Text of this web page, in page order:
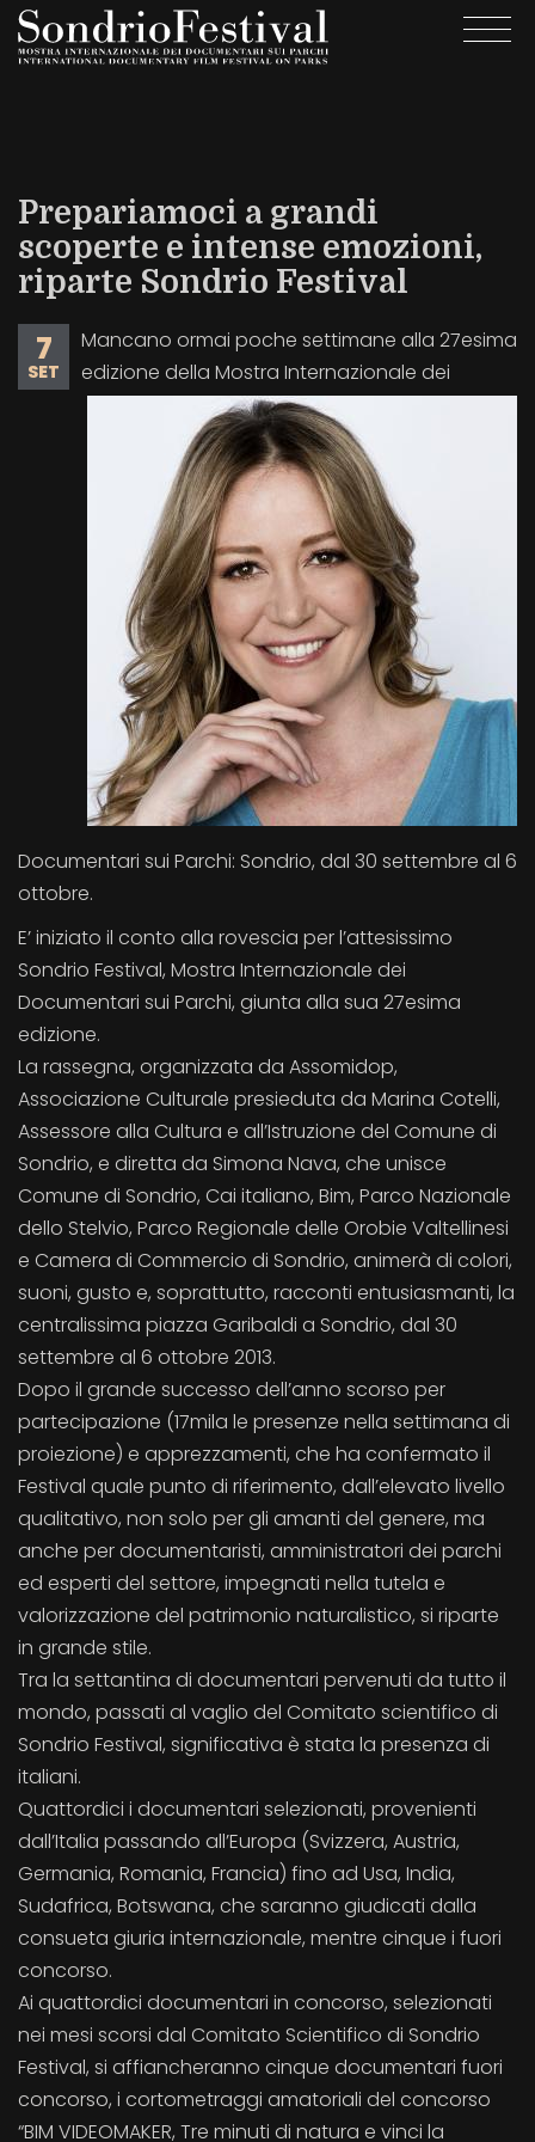
Salta
Prepariamoci a grandi
scoperte e intense emozioni,
riparte Sondrio Festival
7
SET
Mancano ormai poche settimane alla 27esima
edizione della Mostra Internazionale dei
Documentari sui Parchi: Sondrio, dal 30 settembre al 6
ottobre.
E’ iniziato il conto alla rovescia per l’attesissimo
Sondrio Festival, Mostra Internazionale dei
Documentari sui Parchi, giunta alla sua 27esima
edizione.
La rassegna, organizzata da Assomidop,
Associazione Culturale presieduta da Marina Cotelli,
Assessore alla Cultura e all’Istruzione del Comune di
Sondrio, e diretta da Simona Nava, che unisce
Comune di Sondrio, Cai italiano, Bim, Parco Nazionale
dello Stelvio, Parco Regionale delle Orobie Valtellinesi
e Camera di Commercio di Sondrio, animerà di colori,
suoni, gusto e, soprattutto, racconti entusiasmanti, la
centralissima piazza Garibaldi a Sondrio, dal 30
settembre al 6 ottobre 2013.
Dopo il grande successo dell’anno scorso per
partecipazione (17mila le presenze nella settimana di
proiezione) e apprezzamenti, che ha confermato il
Festival quale punto di riferimento, dall’elevato livello
qualitativo, non solo per gli amanti del genere, ma
anche per documentaristi, amministratori dei parchi
ed esperti del settore, impegnati nella tutela e
valorizzazione del patrimonio naturalistico, si riparte
in grande stile.
Tra la settantina di documentari pervenuti da tutto il
mondo, passati al vaglio del Comitato scientifico di
Sondrio Festival, significativa è stata la presenza di
italiani.
Quattordici i documentari selezionati, provenienti
dall’Italia passando all’Europa (Svizzera, Austria,
Germania, Romania, Francia) fino ad Usa, India,
Sudafrica, Botswana, che saranno giudicati dalla
consueta giuria internazionale, mentre cinque i fuori
concorso.
Ai quattordici documentari in concorso, selezionati
nei mesi scorsi dal Comitato Scientifico di Sondrio
Festival, si affiancheranno cinque documentari fuori
concorso, i cortometraggi amatoriali del concorso
“BIM VIDEOMAKER, Tre minuti di natura e vinci la